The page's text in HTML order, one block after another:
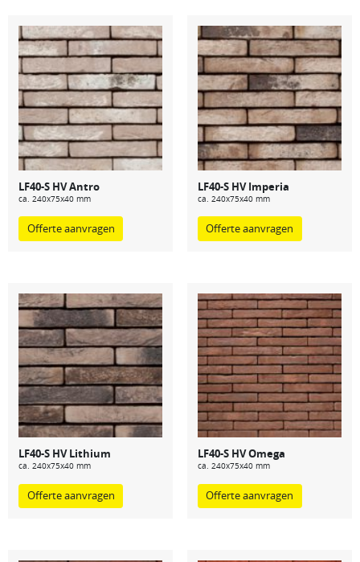
LF40-S HV Antro
ca. 240x75x40 mm
Offerte aanvragen
LF40-S HV Imperia
ca. 240x75x40 mm
Offerte aanvragen
LF40-S HV Lithium
ca. 240x75x40 mm
Offerte aanvragen
LF40-S HV Omega
ca. 240x75x40 mm
Offerte aanvragen